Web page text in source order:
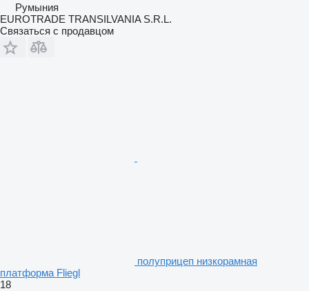
Румыния
EUROTRADE TRANSILVANIA S.R.L.
Связаться с продавцом
полуприцеп низкорамная
платформа Fliegl
18